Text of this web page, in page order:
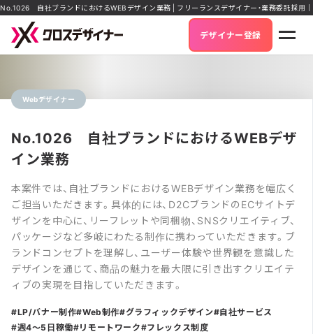
No.1026 自社ブランドにおけるWEBデザイン業務 | フリーランスデザイナー・業務委託採用
デザイナー登録
Webデザイナー
No.1026 自社ブランドにおけるWEBデザ
イン業務
本案件では、自社ブランドにおけるWEBデザイン業務を幅広く
ご担当いただきます。具体的には、D2CブランドのECサイトデ
ザインを中心に、リーフレットや同梱物、SNSクリエイティブ、
パッケージなど多岐にわたる制作に携わっていただきます。ブ
ランドコンセプトを理解し、ユーザー体験や世界観を意識した
デザインを通じて、商品の魅力を最大限に引き出すクリエイテ
ィブの実現を目指していただきます。
LP/バナー制作 Web制作 グラフィックデザイン 自社サービス
週4〜5日稼働
リモートワーク フレックス制度